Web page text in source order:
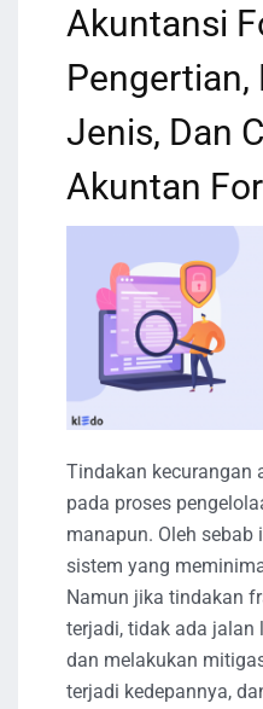
Akuntansi
Pengertian,
Jenis, Dan
Akuntan
Tindakan kecurangan
pada proses
manapun. Oleh sebab
sistem yang
Namun jika tindakan
terjadi, tidak ada jalan
dan melakukan
terjadi kedepannya,